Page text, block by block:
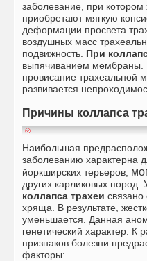
заболевание, при
приобретают мягкую
деформации просвета
воздушных масс
подвижность. При
выпячиванием мембраны.
провисание трахеальной
развивается
Причины коллапса
Наибольшая
заболеванию характерна
йоркширских терьеров,
других карликовых пород.
коллапса трахеи
хряща. В результате,
уменьшается. Данная
генетический характер. К
признаков болезни
факторы: